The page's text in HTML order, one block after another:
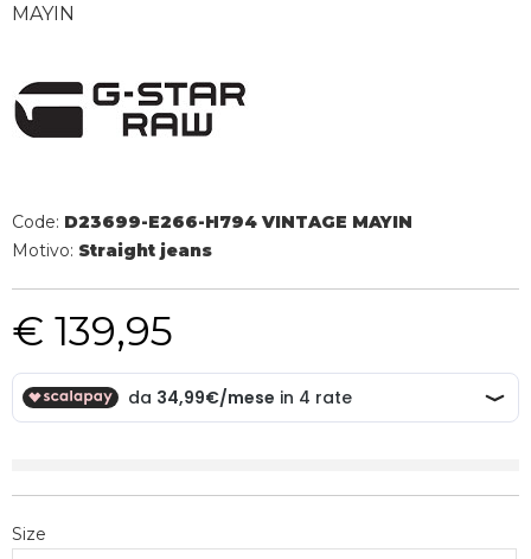
MAYIN
Code: D23699-E266-H794 VINTAGE MAYIN
Motivo: Straight jeans
€ 139,95
Size